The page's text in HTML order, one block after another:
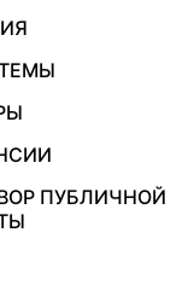
ПУБЛИЧНОЙ